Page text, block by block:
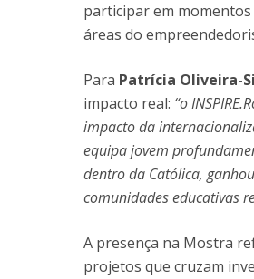
participar em
áreas do
Para Patrícia Oliveira-
impacto real: “o
impacto da
equipa jovem
dentro da Católica,
comunidades educativas
A presença na Mostra
projetos que cruzam